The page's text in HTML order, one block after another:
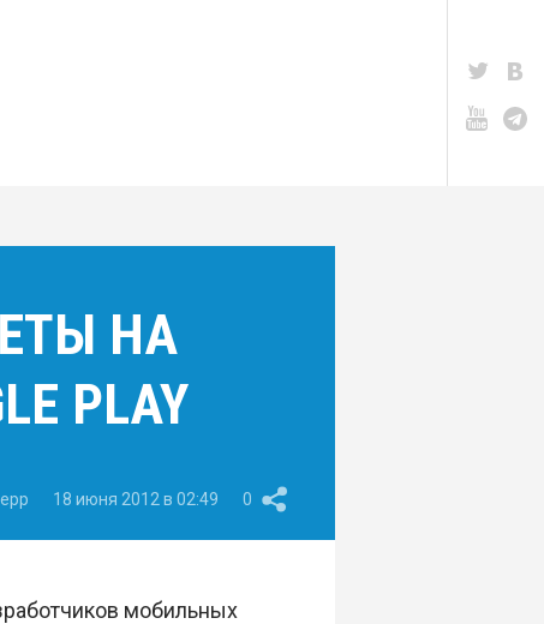
НА
PLAY
18 июня 2012 в 02:49 0
мобильных